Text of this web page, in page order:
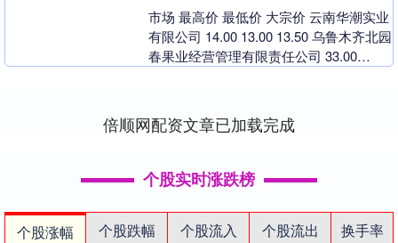
市场 最高价 最低价 大宗价 云南华潮实业
有限公司 14.00 13.00 13.50 乌鲁木齐北园
春果业经营管理有限责任公司 33.00
倍顺网配资文章已加载完成
个股实时涨跌榜
个股涨幅 个股跌幅 个股流入 个股流出
换手率